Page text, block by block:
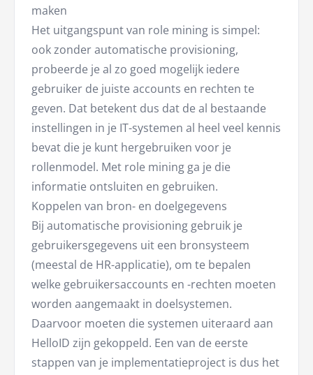
maken
Het uitgangspunt van role mining is simpel:
ook zonder automatische provisioning,
probeerde je al zo goed mogelijk iedere
gebruiker de juiste accounts en rechten te
geven. Dat betekent dus dat de al bestaande
instellingen in je IT-systemen al heel veel kennis
bevat die je kunt hergebruiken voor je
rollenmodel. Met role mining ga je die
informatie ontsluiten en gebruiken.
Koppelen van bron- en doelgegevens
Bij automatische provisioning gebruik je
gebruikersgegevens uit een bronsysteem
(meestal de HR-applicatie), om te bepalen
welke gebruikersaccounts en -rechten moeten
worden aangemaakt in doelsystemen.
Daarvoor moeten die systemen uiteraard aan
HelloID zijn gekoppeld. Een van de eerste
stappen van je implementatieproject is dus het